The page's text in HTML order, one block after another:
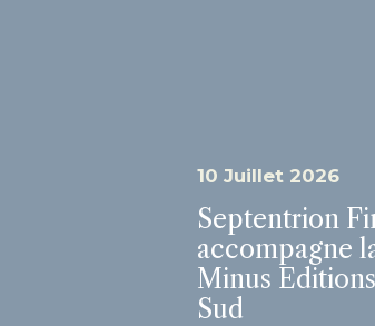
10 Juillet 2026
Septentrion
accompagne
Minus
Sud